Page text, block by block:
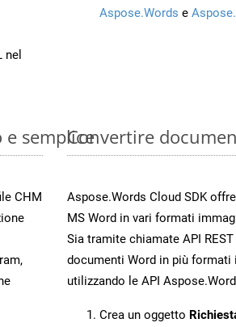
nel
Aspose.Words e
semplice
CHM
Convertire
Aspose.Words Cloud SDK
MS Word in vari formati
Sia tramite chiamate API
documenti Word in più formati
utilizzando le API
Crea un oggetto